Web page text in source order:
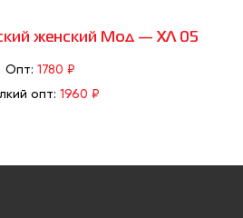
женский Мод — ХЛ 05
Опт: 1780 ₽
опт: 1960 ₽